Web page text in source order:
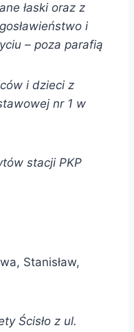
łaski oraz z
i
– poza parafią
i dzieci z
nr 1 w
stacji PKP
Stanisław,
Ścisło z ul.